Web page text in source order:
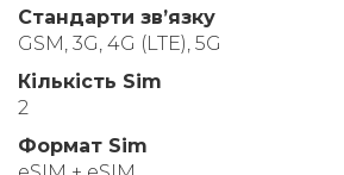
Стандарти звʼязку
GSM, 3G, 4G (LTE), 5G
Кількість Sim
2
Формат Sim